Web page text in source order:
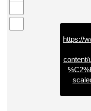
https://
content/